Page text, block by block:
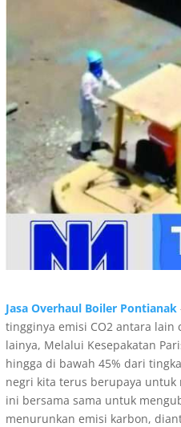
Jasa Overhaul Boiler Pontianak
tingginya emisi CO2 antara lain
lainya, Melalui Kesepakatan
hingga di bawah 45% dari
negri kita terus berupaya untuk
ini bersama sama untuk
menurunkan emisi karbon,